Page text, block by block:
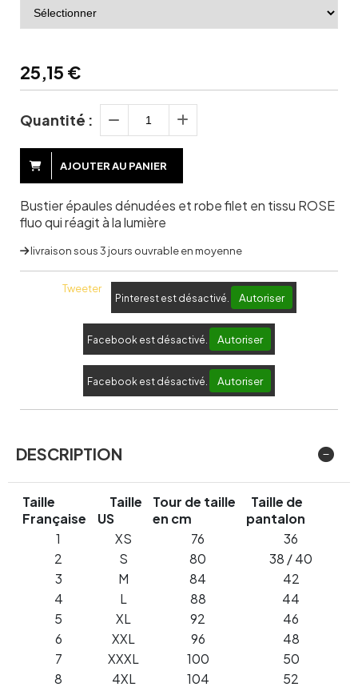
25,15 €
Quantité :
AJOUTER AU PANIER
Bustier épaules dénudées et robe filet en tissu ROSE
fluo qui réagit à la lumière
livraison sous 3 jours ouvrable en moyenne
Tweeter
Pinterest est désactivé. Autoriser
Facebook est désactivé. Autoriser
Facebook est désactivé. Autoriser
DESCRIPTION
Taille
Française
Taille
US
Tour de taille
en cm
Taille de
pantalon
1
XS 76
36
2
S 80
38 / 40
3
M 84
42
4
L 88
44
5
XL 92
46
6
XXL 96
48
7
XXXL 100
50
8
4XL 104
52